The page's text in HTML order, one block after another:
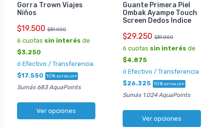
Gorra Trown Viajes
Niños
$19.500 $39.000
6 cuotas sin interés de
$3.250
ó Efectivo / Transferencia
$17.550 10% EXTRA OFF
Sumás 683 AquaPoints
Ver opciones
Guante Primera Piel
Ombak Ayampe Touch
Screen Dedos Indice
$29.250 $39.000
6 cuotas sin interés de
$4.875
ó Efectivo / Transferencia
$26.325 10% EXTRA OFF
Sumás 1.024 AquaPoints
Ver opciones